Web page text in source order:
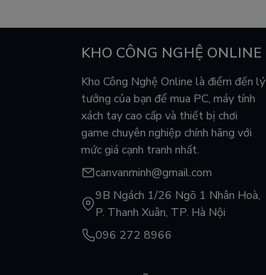
KHO CÔNG NGHỆ ONLINE
Kho Công Nghệ Online là điểm đến lý
tưởng của bạn để mua PC, máy tính
xách tay cao cấp và thiết bị chơi
game chuyên nghiệp chính hãng với
mức giá cạnh tranh nhất.
canvanminh@gmail.com
9B Ngách 1/26 Ngõ 1 Nhân Hoà,
P. Thanh Xuân, TP. Hà Nội
096 272 8966